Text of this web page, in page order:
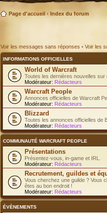
Page d'accueil ‹ Index du forum
Voir les messages sans réponses • Voir les
INFORMATIONS OFFICIELLES
World of Warcraft
Toutes les dernières nouvelles sur
Modérateur: Rédacteurs
Warcraft People
Annonces officielles de Warcraft
Modérateur: Rédacteurs
Blizzard
Toutes les annonces officielles de
Modérateur: Rédacteurs
COMMUNAUTÉ WARCRAFT PEOPLE
Présentations
Présentez-vous, in-game et IRL.
Modérateur: Rédacteurs
Recrutement, guildes et
Vous cherchez une guilde ? Vous
êtes au bon endroit !
Modérateur: Rédacteurs
ÉVÈNEMENTS